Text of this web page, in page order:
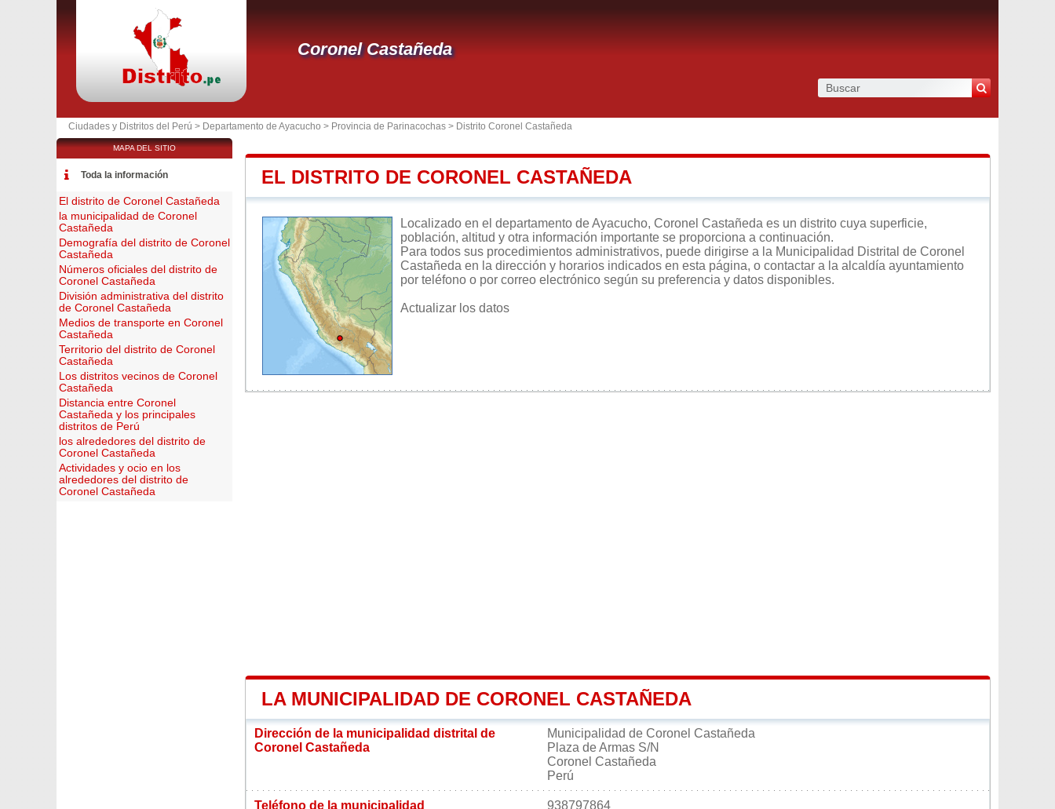
Coronel Castañeda
Ciudades y Distritos del Perú > Departamento de Ayacucho > Provincia de Parinacochas > Distrito Coronel Castañeda
EL DISTRITO DE CORONEL CASTAÑEDA
Localizado en el departamento de Ayacucho, Coronel Castañeda es un distrito cuya superficie,
población, altitud y otra información importante se proporciona a continuación.
Para todos sus procedimientos administrativos, puede dirigirse a la Municipalidad Distrital de Coronel
Castañeda en la dirección y horarios indicados en esta página, o contactar a la alcaldía ayuntamiento
por teléfono o por correo electrónico según su preferencia y datos disponibles.
Actualizar los datos
LA MUNICIPALIDAD DE CORONEL CASTAÑEDA
Dirección de la municipalidad distrital de
Coronel Castañeda
Municipalidad de Coronel Castañeda
Plaza de Armas S/N
Coronel Castañeda
Perú
Teléfono de la municipalidad 938797864
MAPA DEL SITIO
Toda la información
El distrito de Coronel Castañeda
la municipalidad de Coronel
Castañeda
Demografía del distrito de Coronel
Castañeda
Números oficiales del distrito de
Coronel Castañeda
División administrativa del distrito
de Coronel Castañeda
Medios de transporte en Coronel
Castañeda
Territorio del distrito de Coronel
Castañeda
Los distritos vecinos de Coronel
Castañeda
Distancia entre Coronel
Castañeda y los principales
distritos de Perú
los alrededores del distrito de
Coronel Castañeda
Actividades y ocio en los
alrededores del distrito de
Coronel Castañeda